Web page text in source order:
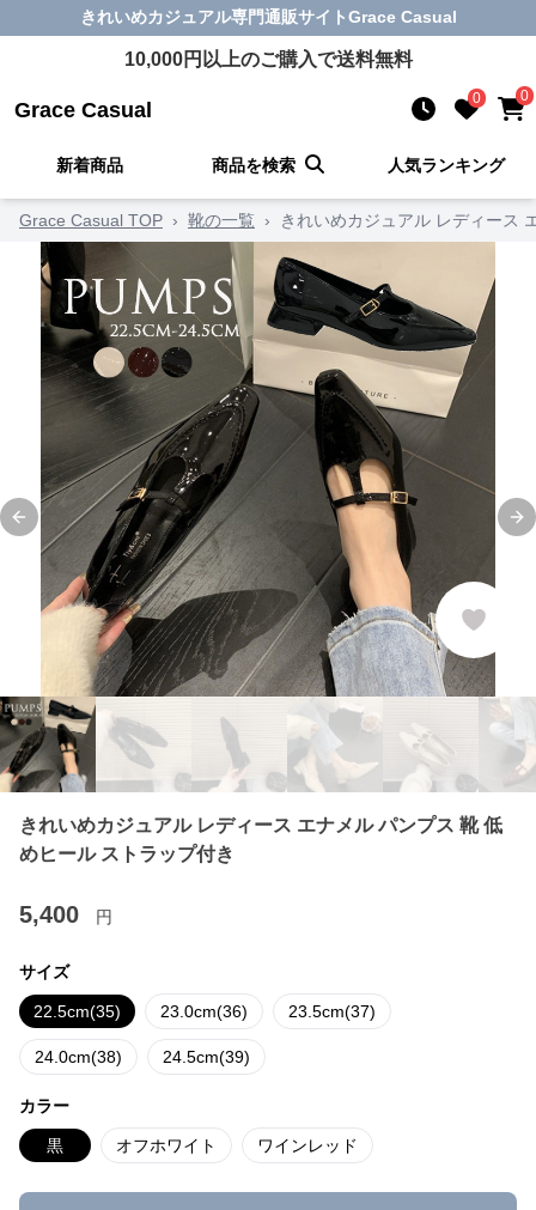
きれいめカジュアル専門通販サイトGrace Casual
10,000円以上のご購入で送料無料
Grace Casual 0 0
新着商品 商品を検索 人気ランキング
Grace Casual TOP › 靴の一覧 › きれいめカジュアル レディース
Previous slide
きれいめカジュアル レディース エナメル パンプス 靴 低
めヒール ストラップ付き
5,400 円
サイズ
22.5cm(35) 23.0cm(36) 23.5cm(37)
24.0cm(38) 24.5cm(39)
カラー
黒 オフホワイト ワインレッド